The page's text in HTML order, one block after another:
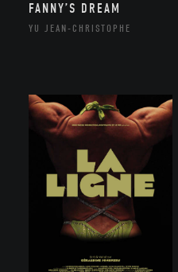
FANNY’S DREAM
YU JEAN-CHRISTOPHE